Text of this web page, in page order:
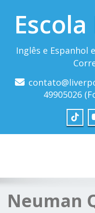
Inglês e Espanhol
49905026
Neuman